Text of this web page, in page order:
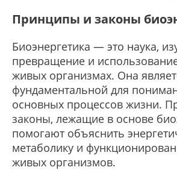
Принципы и законы
Биоэнергетика — это наука,
превращение и
живых организмах. Она
фундаментальной для
основных процессов жизни.
законы, лежащие в основе
помогают объяснить
метаболику и
живых организмов.